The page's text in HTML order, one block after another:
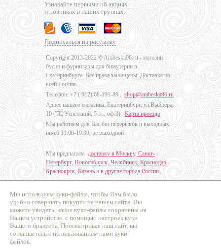
Мы используем куки-файлы, чтобы Вам было
удобно совершать покупки на нашем сайте. Вы
можете увидеть, какие куки-файлы сохранены на
Вашем устройстве, с помощью настроек куки
Вашего бразуера. Просматривая наш сайт, вы
соглашаетесь с использованием нами куки-
файлов.
Узнавайте первыми об акциях
и новинках в наших группах:
Подписаться на рассылку
Copyright 2013-2022 © Arabeska96.ru - магазин
бусин и фурнитуры для бижутерии в
Екатеринбурге. Все права защищены. Доставка по
всей России.
Телефон: +7 ( 912) 68-191-89 , shop@arabeska96.ru
Адрес нашего магазина: Екатеринбург, ул.Выйнера,
10 (ТЦ Успенский, 5 эт., оф.3). Карта проезда
Мы работаем для Вас без перерывов и выходных:
пн-сб 11:00-19:00, вс выходной
Мы предлагаем доставку в Москву, Санкт-
Петербург, Новосибирск, Челябинск, Краснодар,
Красноярск, Казань и в другие города России .
Дизайн - Наталья Мальцева
Продвижение сайтов
Промо Эксперт